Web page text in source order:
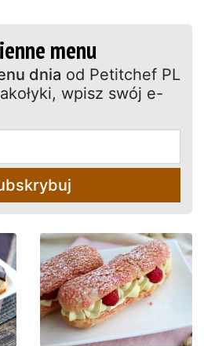
menu
dnia od Petitchef PL
wpisz swój e-